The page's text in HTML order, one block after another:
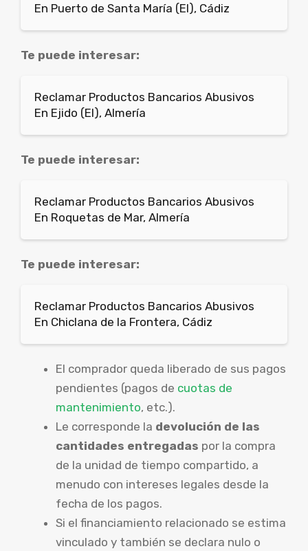
En Puerto de Santa María (El), Cádiz
Te puede interesar:
Reclamar Productos Bancarios Abusivos
En Ejido (El), Almería
Te puede interesar:
Reclamar Productos Bancarios Abusivos
En Roquetas de Mar, Almería
Te puede interesar:
Reclamar Productos Bancarios Abusivos
En Chiclana de la Frontera, Cádiz
El comprador queda liberado de sus pagos
pendientes (pagos de cuotas de
mantenimiento, etc.).
Le corresponde la devolución de las
cantidades entregadas por la compra
de la unidad de tiempo compartido, a
menudo con intereses legales desde la
fecha de los pagos.
Si el financiamiento relacionado se estima
vinculado y también se declara nulo o